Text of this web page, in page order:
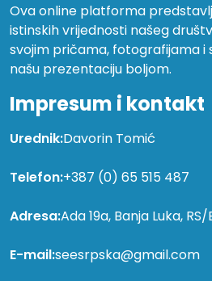
Ova online platforma
istinskih vrijednosti našeg
svojim pričama, fotografijama i
našu prezentaciju boljom.
Impresum i kontakt
Urednik:Davorin Tomić
Telefon:+387 (0) 65 515 487
Adresa:Ada 19a, Banja Luka, RS/
E-mail:seesrpska@gmail.com